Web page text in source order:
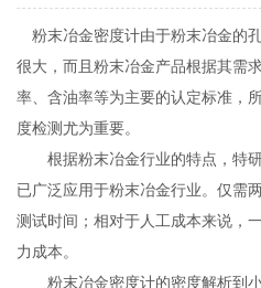
粉末冶金密度计由于粉末冶金的
很大，而且粉末冶金产品根据其需
率、含油率等为主要的认定标准，
度检测尤为重要。
根据粉末冶金行业的特点，特研
已广泛应用于粉末冶金行业。仅需
测试时间；相对于人工成本来说，
力成本。
粉末冶金密度计的密度解析到